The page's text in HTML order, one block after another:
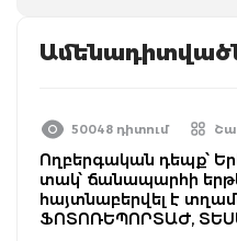
50048 դիտում
Ողբերգական դեպք՝
տակ՝ ճանապարհի
հայտնաբերվել է
ՖՈՏՈՌԵՊՈՐՏԱԺ,